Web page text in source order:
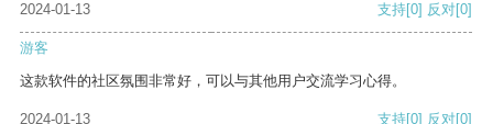
2024-01-13 支持[0] 反对[0]
游客
这款软件的社区氛围非常好，可以与其他用户交流学习心得。
2024-01-13 支持[0] 反对[0]